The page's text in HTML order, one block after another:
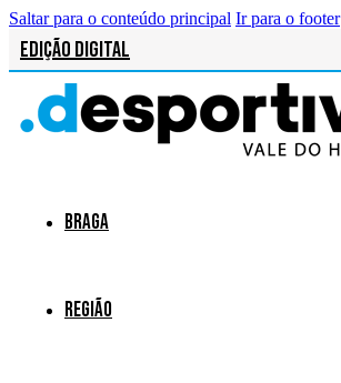
Saltar para o conteúdo principal Ir para o footer
Edição Digital
Braga
Região